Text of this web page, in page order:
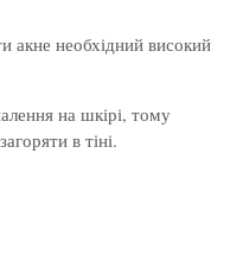
акне необхідний високий
на шкірі, тому
в тіні.